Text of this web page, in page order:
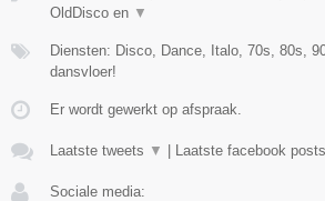
OldDisco en ▼
Diensten: Disco, Dance, Italo, 70s, 80s,
dansvloer!
Er wordt gewerkt op afspraak.
Laatste tweets ▼ | Laatste facebook posts
Sociale media: